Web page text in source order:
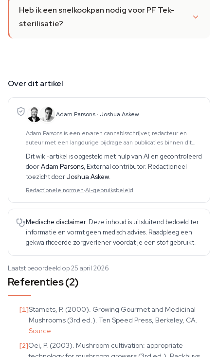
Heb ik een snelkookpan nodig voor PF Tek-
sterilisatie?
Over dit artikel
Adam Parsons · Joshua Askew
Adam Parsons is een ervaren cannabisschrijver, redacteur en
auteur met een langdurige bijdrage aan publicaties binnen dit
aanverwante onderwerpen. Hij produce
Dit wiki-artikel is opgesteld met hulp van AI en gecontroleerd
doorAdam Parsons, External contributor. Redactioneel
toezicht doorJoshua Askew.
Redactionele normen·AI-gebruiksbeleid
Medische disclaimer. Deze inhoud is uitsluitend bedoeld ter
informatie en vormt geen medisch advies. Raadpleeg een
gekwalificeerde zorgverlener voordat je een stof gebruikt.
Laatst beoordeeld op 25 april 2026
Referenties (2)
[1]Stamets, P. (2000). Growing Gourmet and Medicinal
Mushrooms (3rd ed.). Ten Speed Press, Berkeley, CA.
Source
[2]Oei, P. (2003). Mushroom cultivation: appropriate